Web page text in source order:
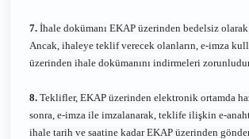
7. İhale dokümanı EKAP üzerinden bedelsiz
Ancak, ihaleye teklif verecek olanların, e-imza
üzerinden ihale dokümanını indirmeleri
8. Teklifler, EKAP üzerinden elektronik ortamda
sonra, e-imza ile imzalanarak, teklife ilişkin e-
ihale tarih ve saatine kadar EKAP üzerinden